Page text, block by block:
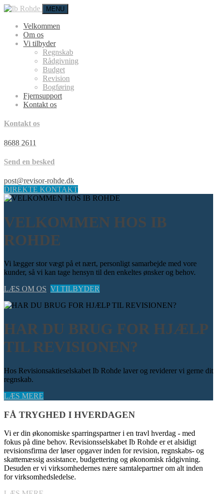
MENU
Velkommen
Om os
Vi tilbyder
Regnskab
Rådgivning
Budget
Revision
Bogføring
Fjernsupport
Kontakt os
Kontakt os
8688 2611
Send en besked
post@revisor-rohde.dk
DIREKTE KONTAKT
VELKOMMEN HOS IB
ROHDE
Vi lægger stor vægt på et nært, personligt samarbejde med vore
kunder, så vi kan tage hensyn til den enkeltes ønsker og behov.
LÆS OM OS VI TILBYDER
HAR DU BRUG FOR HJÆLP
TIL REVISIONEN?
Hos Revisionsaktieselskabet Ib Rohde laver og reviderer vi gerne dit
regnskab.
LÆS MERE
FÅ TRYGHED I HVERDAGEN
Vi er din økonomiske sparringspartner i en travl hverdag - med
fokus på dine behov. Revisionsselskabet Ib Rohde er et alsidigt
revisionsfirma der løser opgaver inden for revision, regnskabs- og
skattemæssig assistance, budgettering og økonomisk rådgivning.
Desuden er vi virksomhedernes nære samtalepartner om alt inden
for virksomhedsledelse.